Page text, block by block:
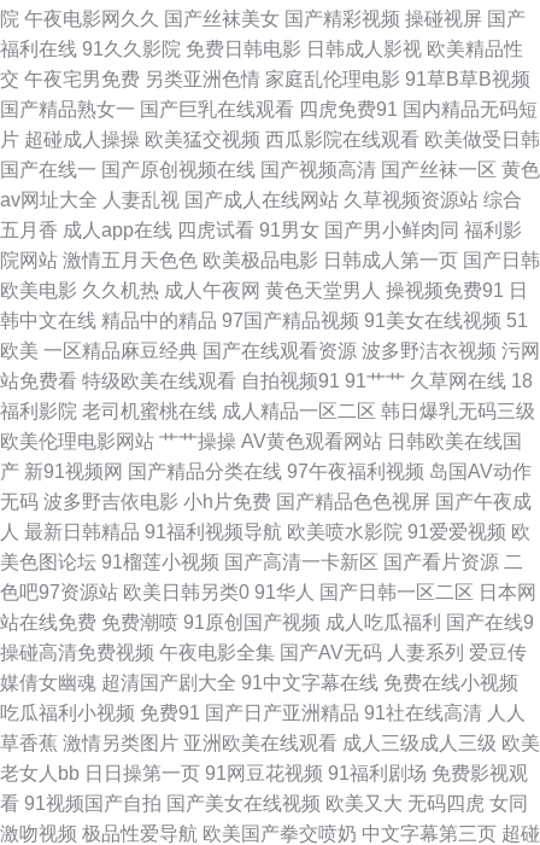
午夜剧场体验一分钟 91视频在线观看播放 久久九九网站 先锋资源吧在线9
91在国线 玖玖视频香蕉 婷婷激情操逼网 爱爱影院免费 欧美三区精品 影音先
锋人妻站 95AV免费网站 老色鬼深爱激情 影音先锋看A片 91AV福利在线 成
人ss网站 狼友老司机 91超碰人人看 超碰在线免费91 日韩系列AV 91免费在
线播放 人妖乱轮谢精 91国内香蕉 国产久久精品 日韩精品51页 91麻豆tvcom
青青草原色综合楼成人 91色色高清国产 精品国产国偷在线观看 91妻人人澡
人人爽 欧美成人亚洲精品 91茄子水蜜桃 麻豆金品剧场 91视频逼网站 久久五
区 91av手机视频在线 国产黑丝自慰免费观看 伊人草久久 国产一区综合 亚洲
成人天堂网无 91在线免费观看视频网站 日韩色图18p 91在线免费观看网站
日本啊v在线播放 91黑料官网 国产偷偷碰久草 亚洲国产欧美日本 超碰东京
热蜜桃 婷婷五月日韩伦理 福利色第一导航 五月丁香最新在线无毒 91资源在
线 91瑟瑟国产黑料 人人操b 久艹久爱 91女生裸视频在线看 伊人草比 久久超
碰影院 97资源站在线在线 影音先锋婷婷 免费香蕉污蜜桃 91呦呦 五月丁香色
网 91私拍视频 ts人妖操逼视频 亚洲91福利 后入空姐范冰水丝袜 91污导航
院 午夜电影网久久 国产丝袜美女 国产精彩视频 操碰视屏 国产
福利在线 91久久影院 免费日韩电影 日韩成人影视 欧美精品性
交 午夜宅男免费 另类亚洲色情 家庭乱伦理电影 91草B草B视频
国产精品熟女一 国产巨乳在线观看 四虎免费91 国内精品无码短
片 超碰成人操操 欧美猛交视频 西瓜影院在线观看 欧美做受日韩
国产在线一 国产原创视频在线 国产视频高清 国产丝袜一区 黄色
av网址大全 人妻乱视 国产成人在线网站 久草视频资源站 综合
五月香 成人app在线 四虎试看 91男女 国产男小鲜肉同 福利影
院网站 激情五月天色色 欧美极品电影 日韩成人第一页 国产日韩
欧美电影 久久机热 成人午夜网 黄色天堂男人 操视频免费91 日
韩中文在线 精品中的精品 97国产精品视频 91美女在线视频 51
欧美 一区精品麻豆经典 国产在线观看资源 波多野洁衣视频 污网
站免费看 特级欧美在线观看 自拍视频91 91艹艹 久草网在线 18
福利影院 老司机蜜桃在线 成人精品一区二区 韩日爆乳无码三级
欧美伦理电影网站 艹艹操操 AV黄色观看网站 日韩欧美在线国
产 新91视频网 国产精品分类在线 97午夜福利视频 岛国AV动作
无码 波多野吉依电影 小h片免费 国产精品色色视屏 国产午夜成
人 最新日韩精品 91福利视频导航 欧美喷水影院 91爱爱视频 欧
美色图论坛 91榴莲小视频 国产高清一卡新区 国产看片资源 二
色吧97资源站 欧美日韩另类0 91华人 国产日韩一区二区 日本网
站在线免费 免费潮喷 91原创国产视频 成人吃瓜福利 国产在线9
操碰高清免费视频 午夜电影全集 国产AV无码 人妻系列 爱豆传
媒倩女幽魂 超清国产剧大全 91中文字幕在线 免费在线小视频
吃瓜福利小视频 免费91 国产日产亚洲精品 91社在线高清 人人
草香蕉 激情另类图片 亚洲欧美在线观看 成人三级成人三级 欧美
老女人bb 日日操第一页 91网豆花视频 91福利剧场 免费影视观
看 91视频国产自拍 国产美女在线视频 欧美又大 无码四虎 女同
激吻视频 极品性爱导航 欧美国产拳交喷奶 中文字幕第三页 超碰